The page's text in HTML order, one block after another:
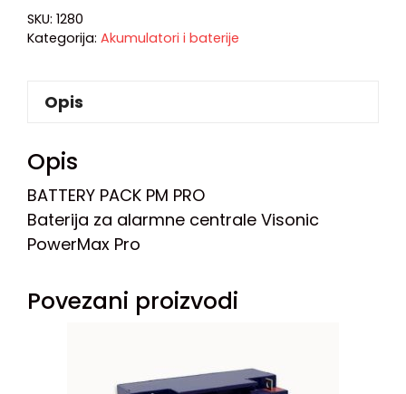
SKU: 1280
Kategorija: Akumulatori i baterije
Opis
Opis
BATTERY PACK PM PRO
Baterija za alarmne centrale Visonic
PowerMax Pro
Povezani proizvodi